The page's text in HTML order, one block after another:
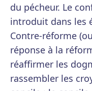
du pécheur. Le
introduit dans les
Contre-réforme
réponse à la
réaffirmer les
rassembler les